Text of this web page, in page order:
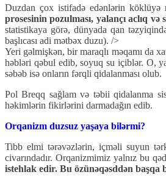
Duzdan çox istifadə edənlərin köklüyə
prosesinin pozulması, yalançı aclıq
statistikaya görə, dünyada qan
başlıcası adi mətbəx duzu). />
Yeri gəlmişkən, bir maraqlı məqamı da
həbləri qəbul edib, soyuq su içiblər. O,
səbəb isə onların fərqli qidalanması olub.
Pol Breqq sağlam və təbii qidalanma
həkimlərin fikirlərini darmadağın edib.
Orqanizm duzsuz yaşaya bilərmi?
Tibb elmi tərəvəzlərin, içməli suyun
civarındadır. Orqanizmimiz yalnız bu
istehlak edir. Bu özünəqəsddən başqa